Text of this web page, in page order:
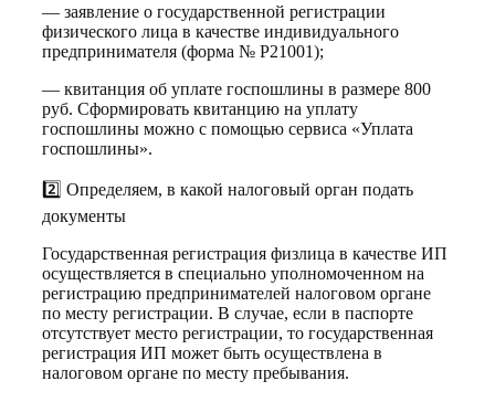
— заявление о государственной регистрации
физического лица в качестве индивидуального
предпринимателя (форма № Р21001);
— квитанция об уплате госпошлины в размере 800
руб. Сформировать квитанцию на уплату
госпошлины можно с помощью сервиса «Уплата
госпошлины».
2️⃣ Определяем, в какой налоговый орган подать
документы
Государственная регистрация физлица в качестве ИП
осуществляется в специально уполномоченном на
регистрацию предпринимателей налоговом органе
по месту регистрации. В случае, если в паспорте
отсутствует место регистрации, то государственная
регистрация ИП может быть осуществлена в
налоговом органе по месту пребывания.